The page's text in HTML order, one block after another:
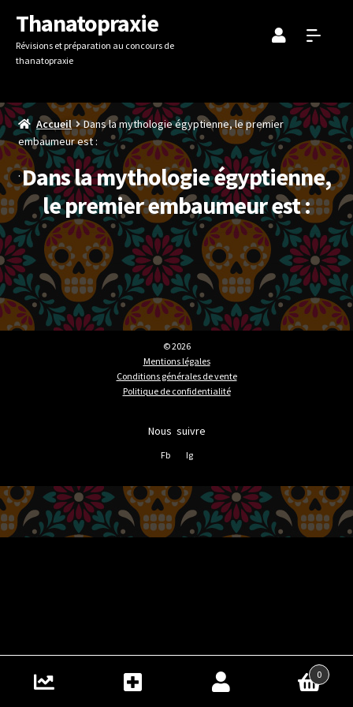
navigation
contenu
Thanatopraxie
Révisions et préparation au concours de
thanatopraxie
Accueil
Dans la mythologie égyptienne, le premier
embaumeur est :
Dans la mythologie égyptienne,
le premier embaumeur est :
© 2026
Mentions légales
Conditions générales de vente
Politique de confidentialité
0
Fb Ig
Nous suivre